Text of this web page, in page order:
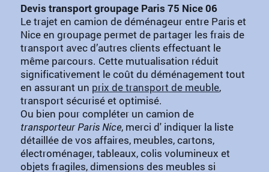
Devis transport groupage Paris 75 Nice 06
Le trajet en camion de déménageur entre Paris et
Nice en groupage permet de partager les frais de
transport avec d’autres clients effectuant le
même parcours. Cette mutualisation réduit
significativement le coût du déménagement tout
en assurant un prix de transport de meuble,
transport sécurisé et optimisé.
Ou bien pour compléter un camion de
transporteur Paris Nice, merci d' indiquer la liste
détaillée de vos affaires, meubles, cartons,
électroménager, tableaux, colis volumineux et
objets fragiles, dimensions des meubles si